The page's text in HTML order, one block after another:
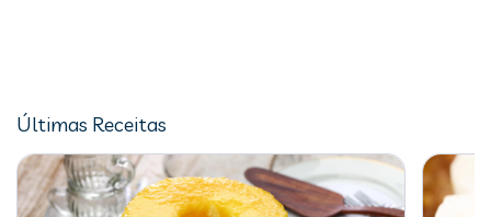
Últimas Receitas